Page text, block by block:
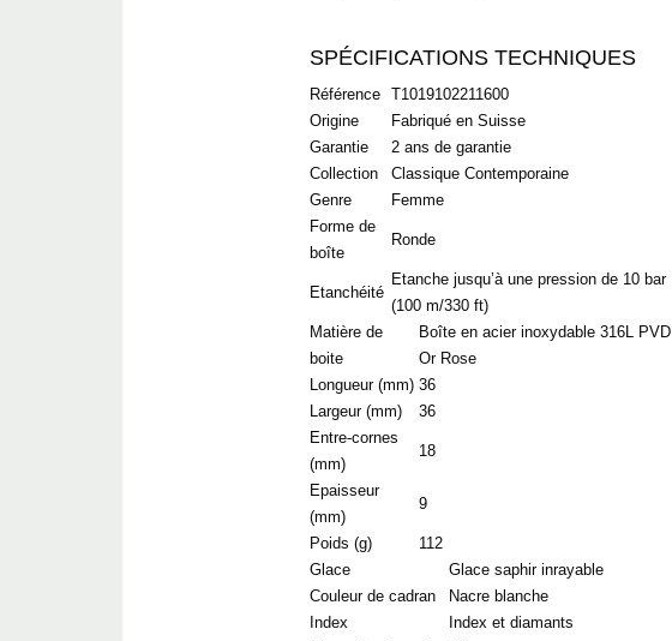
SPÉCIFICATIONS TECHNIQUES
Référence
T1019102211600
Origine
Fabriqué en Suisse
Garantie
2 ans de garantie
Collection
Classique Contemporaine
Genre
Femme
Forme de
boîte
Ronde
Etanchéité
Etanche jusqu’à une pression de 10 bar
(100 m/330 ft)
Matière de
boite
Boîte en acier inoxydable 316L PVD
Or Rose
Longueur (mm) 36
Largeur (mm)
36
Entre-cornes
(mm)
18
Epaisseur
(mm)
9
Poids (g)
112
Glace
Glace saphir inrayable
Couleur de cadran
Nacre blanche
Index
Index et diamants